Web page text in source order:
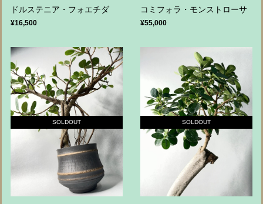
ドルステニア・フォエチダ
¥16,500
コミフォラ・モンストローサ
¥55,000
SOLDOUT SOLDOUT